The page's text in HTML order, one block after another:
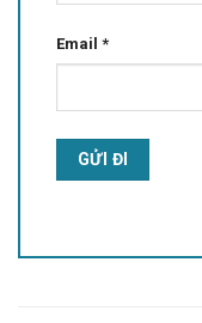
Email *